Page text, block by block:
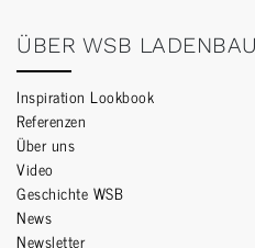
ÜBER WSB LADENBAU
Inspiration Lookbook
Referenzen
Über uns
Video
Geschichte WSB
News
Newsletter